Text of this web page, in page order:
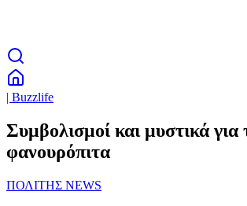
| Buzzlife
Συμβολισμοί και μυστικά για
φανουρόπιτα
ΠΟΛΙΤΗΣ NEWS